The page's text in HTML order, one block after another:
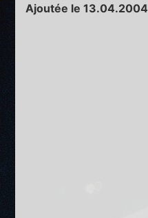
Ajoutée le 13.04.2004